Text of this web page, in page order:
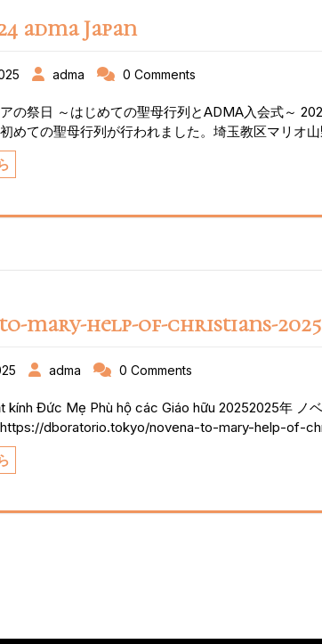
adma Japan
adma 0 Comments
の祭日 ～はじめての聖母行列とADMA入会式～
めての聖母行列が行われました。埼玉教区マリオ
敦神父様を迎え100名あまりの信徒が神学院のルル
ました。行列の中で主任司祭のアンヘル神父様は「
mary-help-of-christians-2025
adma 0 Comments
kính Đức Mẹ Phù hộ các Giáo hữu 20252025年 ノ
https://dboratorio.tokyo/novena-to-mary-help-of-
novena-to-mary-help-of-christians-
novena-to-mary-help-of-christians-